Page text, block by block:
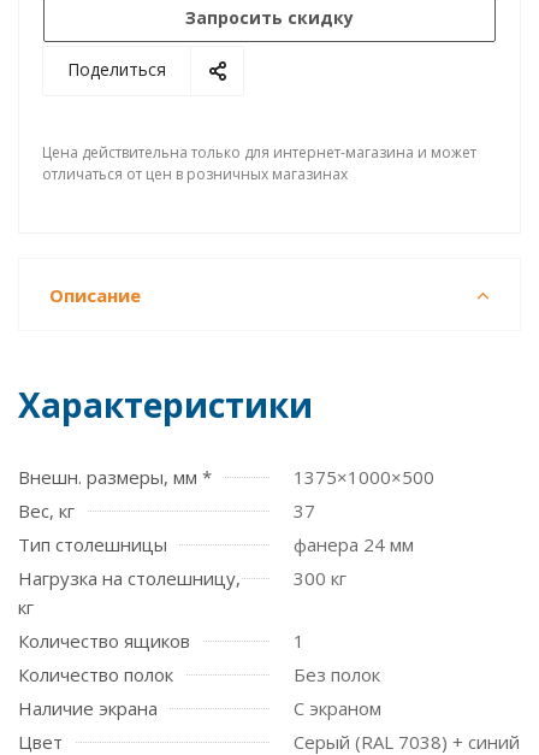
Запросить скидку
Поделиться
Цена действительна только для интернет-магазина и может
отличаться от цен в розничных магазинах
Описание
Характеристики
Внешн. размеры, мм *
1375×1000×500
Вес, кг
37
Тип столешницы
фанера 24 мм
Нагрузка на столешницу,
кг
300 кг
Количество ящиков
1
Количество полок
Без полок
Наличие экрана
С экраном
Цвет
Серый (RAL 7038) + синий